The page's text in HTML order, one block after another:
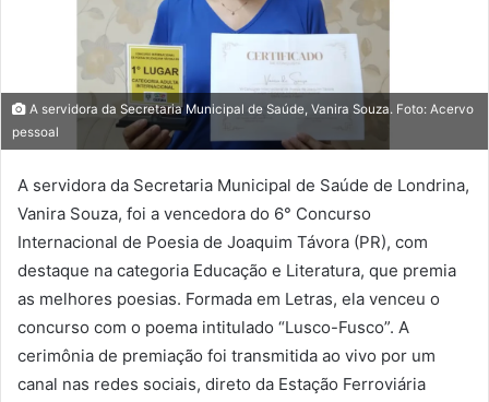
A servidora da Secretaria Municipal de Saúde, Vanira Souza. Foto: Acervo
pessoal
A servidora da Secretaria Municipal de Saúde de Londrina,
Vanira Souza, foi a vencedora do 6° Concurso
Internacional de Poesia de Joaquim Távora (PR), com
destaque na categoria Educação e Literatura, que premia
as melhores poesias. Formada em Letras, ela venceu o
concurso com o poema intitulado “Lusco-Fusco”. A
cerimônia de premiação foi transmitida ao vivo por um
canal nas redes sociais, direto da Estação Ferroviária